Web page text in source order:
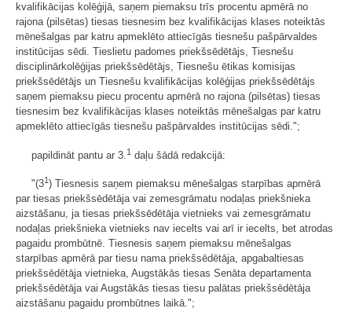
kvalifikācijas kolēģijā, saņem piemaksu trīs procentu apmērā no
rajona (pilsētas) tiesas tiesnesim bez kvalifikācijas klases noteiktās
mēnešalgas par katru apmeklēto attiecīgās tiesnešu pašpārvaldes
institūcijas sēdi. Tieslietu padomes priekšsēdētājs, Tiesnešu
disciplinārkolēģijas priekšsēdētājs, Tiesnešu ētikas komisijas
priekšsēdētājs un Tiesnešu kvalifikācijas kolēģijas priekšsēdētājs
saņem piemaksu piecu procentu apmērā no rajona (pilsētas) tiesas
tiesnesim bez kvalifikācijas klases noteiktās mēnešalgas par katru
apmeklēto attiecīgās tiesnešu pašpārvaldes institūcijas sēdi.";
papildināt pantu ar 3. 1 daļu šādā redakcijā:
"(31) Tiesnesis saņem piemaksu mēnešalgas starpības apmērā
par tiesas priekšsēdētāja vai zemesgrāmatu nodaļas priekšnieka
aizstāšanu, ja tiesas priekšsēdētāja vietnieks vai zemesgrāmatu
nodaļas priekšnieka vietnieks nav iecelts vai arī ir iecelts, bet atrodas
pagaidu prombūtnē. Tiesnesis saņem piemaksu mēnešalgas
starpības apmērā par tiesu nama priekšsēdētāja, apgabaltiesas
priekšsēdētāja vietnieka, Augstākās tiesas Senāta departamenta
priekšsēdētāja vai Augstākās tiesas tiesu palātas priekšsēdētāja
aizstāšanu pagaidu prombūtnes laikā.";